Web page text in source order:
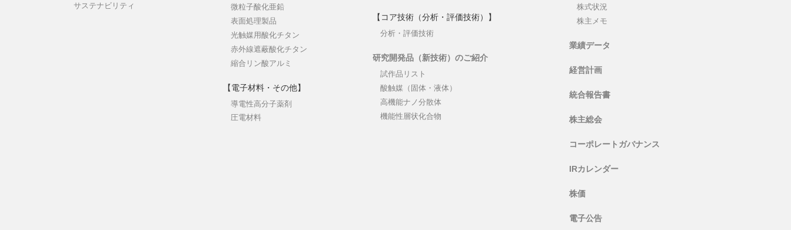
サステナビリティ
微粒子酸化亜鉛
表面処理製品
光触媒用酸化チタン
赤外線遮蔽酸化チタン
縮合リン酸アルミ
【電子材料・その他】
導電性高分子薬剤
圧電材料
【コア技術（分析・評価技術）】
分析・評価技術
研究開発品（新技術）のご紹介
試作品リスト
酸触媒（固体・液体）
高機能ナノ分散体
機能性層状化合物
株式状況
株主メモ
業績データ
経営計画
統合報告書
株主総会
コーポレートガバナンス
IRカレンダー
株価
電子公告